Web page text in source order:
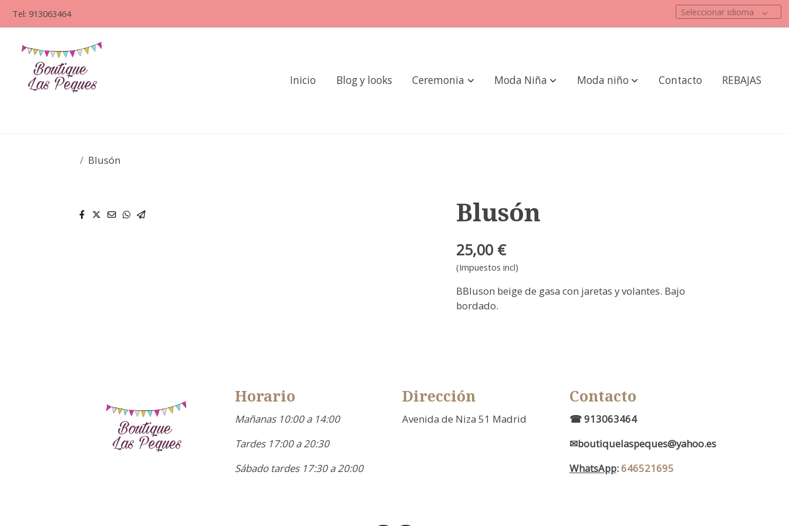
Tel: 913063464 Seleccionar idioma
Inicio Blog y looks Ceremonia Moda Niña Moda niño Contacto REBAJAS
Blusón
Blusón
25,00 €
(Impuestos incl)
BBluson beige de gasa con jaretas y volantes. Bajo
bordado.
Horario
Mañanas 10:00 a 14:00
Tardes 17:00 a 20:30
Sábado tardes 17:30 a 20:00
Dirección
Avenida de Niza 51 Madrid
Contacto
☎ 913063464
✉boutiquelaspeques@yahoo.es
WhatsApp:646521695